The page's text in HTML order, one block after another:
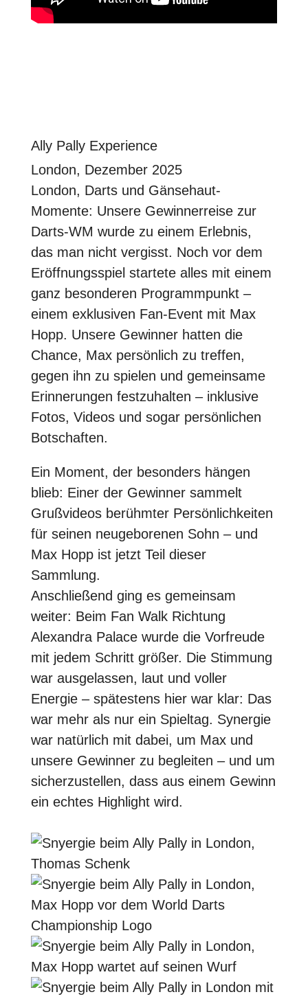
Ally Pally Experience
London, Dezember 2025
London, Darts und Gänsehaut-
Momente: Unsere Gewinnerreise zur
Darts-WM wurde zu einem Erlebnis,
das man nicht vergisst. Noch vor dem
Eröffnungsspiel startete alles mit einem
ganz besonderen Programmpunkt –
einem exklusiven Fan-Event mit Max
Hopp. Unsere Gewinner hatten die
Chance, Max persönlich zu treffen,
gegen ihn zu spielen und gemeinsame
Erinnerungen festzuhalten – inklusive
Fotos, Videos und sogar persönlichen
Botschaften.
Ein Moment, der besonders hängen
blieb: Einer der Gewinner sammelt
Grußvideos berühmter Persönlichkeiten
für seinen neugeborenen Sohn – und
Max Hopp ist jetzt Teil dieser
Sammlung.
Anschließend ging es gemeinsam
weiter: Beim Fan Walk Richtung
Alexandra Palace wurde die Vorfreude
mit jedem Schritt größer. Die Stimmung
war ausgelassen, laut und voller
Energie – spätestens hier war klar: Das
war mehr als nur ein Spieltag. Synergie
war natürlich mit dabei, um Max und
unsere Gewinner zu begleiten – und um
sicherzustellen, dass aus einem Gewinn
ein echtes Highlight wird.